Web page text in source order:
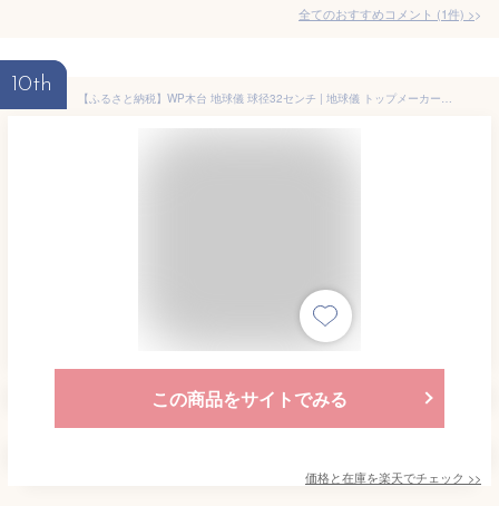
全てのおすすめコメント (1件) >
10th
【ふるさと納税】WP木台 地球儀 球径32センチ | 地球儀 トップメーカー 渡辺教具製作所 お祝い ギフト インテリア クリスマス プレゼント 誕生日 プレゼント インテリア おすすめ 人気 ブランド お誕生日 子供 勉強 学習 ギフト 入園 入学 渡辺教具製作所 埼玉県 草加市
この商品をサイトでみる
価格と在庫を楽天でチェック >>